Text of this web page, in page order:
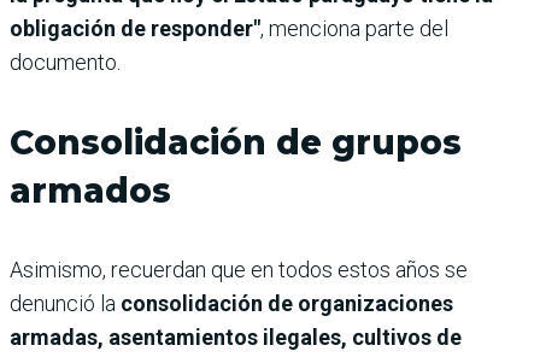
obligación de responder", menciona parte del
documento.
Consolidación de grupos
armados
Asimismo, recuerdan que en todos estos años se
denunció la consolidación de organizaciones
armadas, asentamientos ilegales, cultivos de